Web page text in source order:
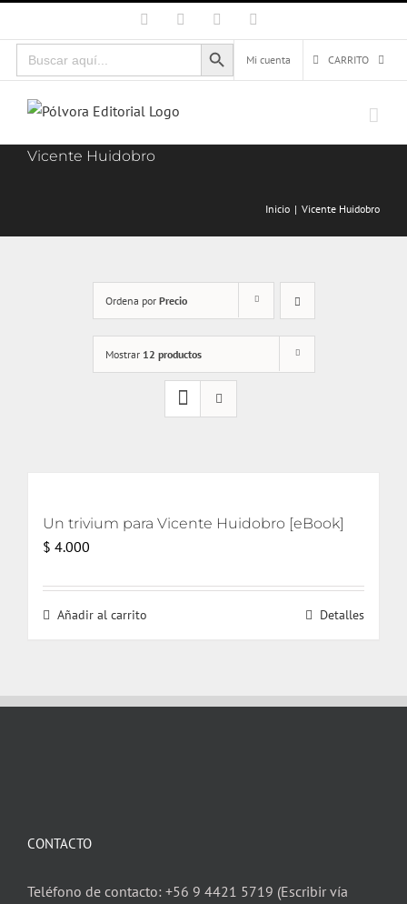
al
contenido
Facebook Instagram
Buscar:
Botón de búsqueda
Mi cuenta
CARRITO
Vicente Huidobro
Inicio Vicente Huidobro
Ordena por Precio
Mostrar 12 productos
Un trivium para Vicente Huidobro [eBook]
$ 4.000
Añadir al carrito Detalles
CONTACTO
Teléfono de contacto: +56 9 4421 5719 (Escribir vía